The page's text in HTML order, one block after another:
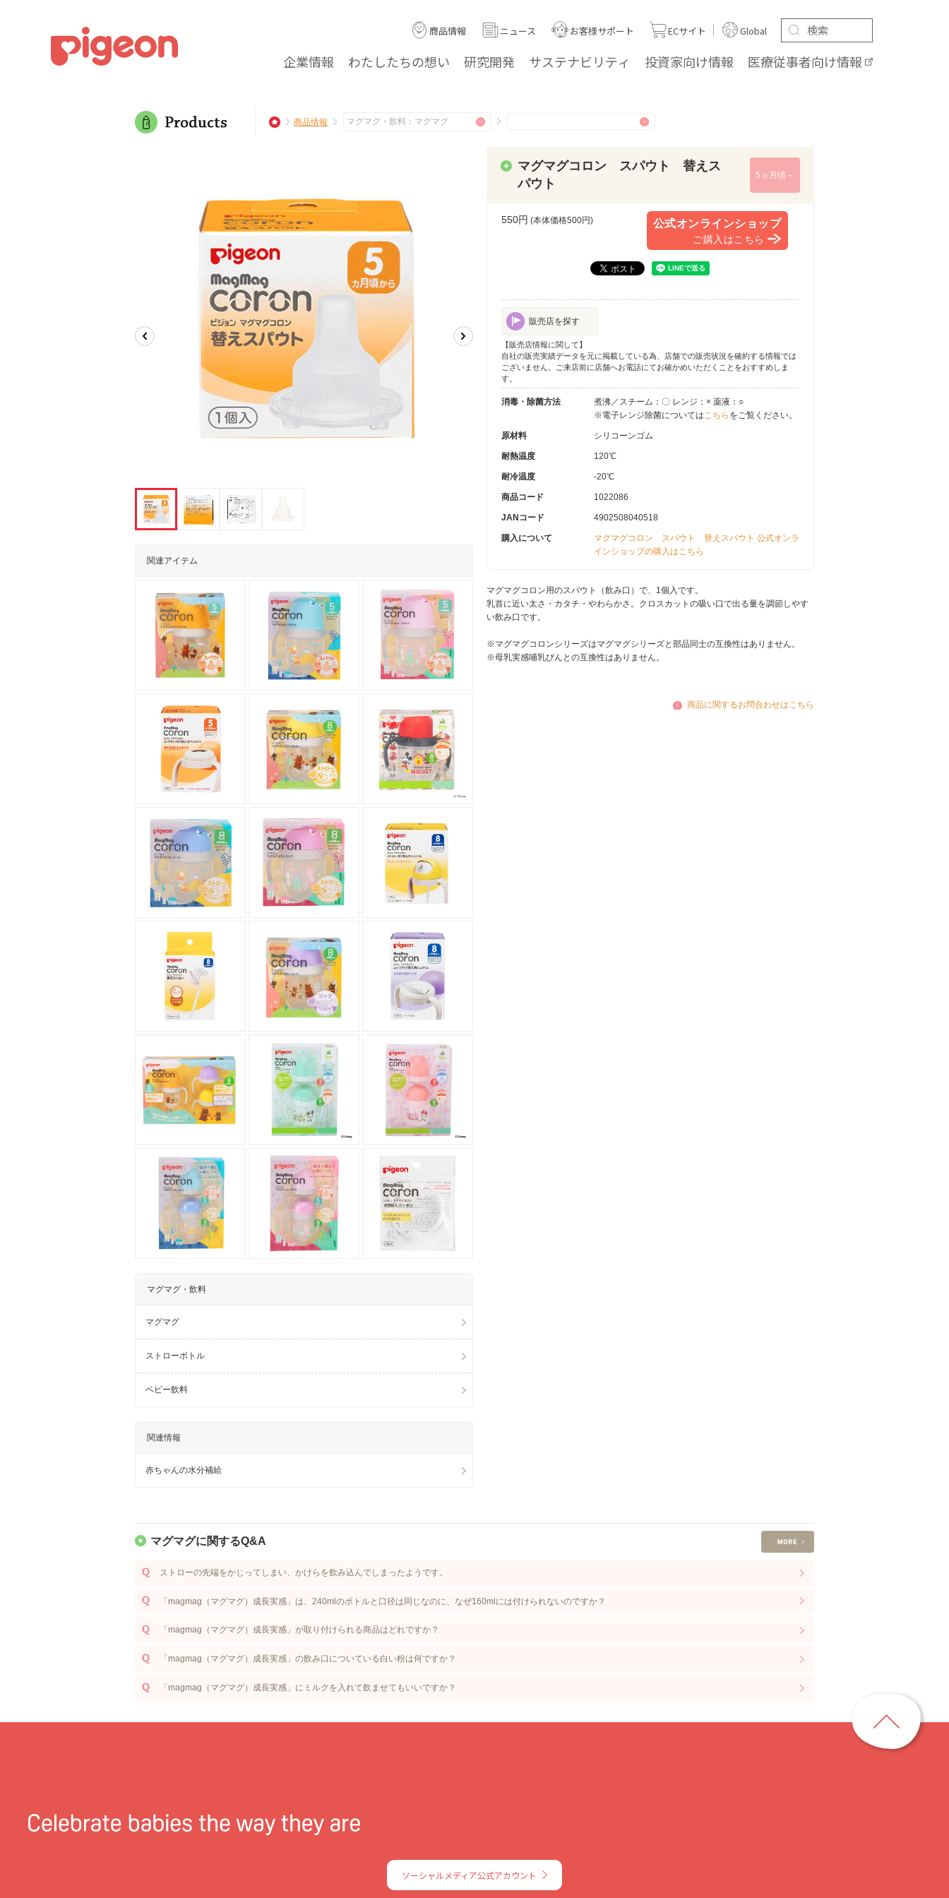
企業情報 わたしたちの想い 研究開発 サステナビリティ 投資家向け情報 医療従事者向け情報
商品情報 ニュース お客様サポート ECサイト Global
商品情報
関連アイテム
マグマグ・飲料
マグマグ
ストローボトル
ベビー飲料
関連情報
赤ちゃんの水分補給
マグマグコロン スパウト 替えス
パウト
5ヵ月頃～
550円 (本体価格500円) 公式オンラインショップ
ご購入はこちら
販売店を探す
【販売店情報に関して】
自社の販売実績データを元に掲載している為、店舗での販売状況を確約する情報では
ございません。ご来店前に店舗へお電話にてお確かめいただくことをおすすめしま
す。
消毒・除菌方法
煮沸／スチーム：〇 レンジ：× 薬液：○
※電子レンジ除菌についてはこちら をご覧ください。
原材料 シリコーンゴム
耐熱温度 120℃
耐冷温度 -20℃
商品コード 1022086
JANコード 4902508040518
購入について
マグマグコロン スパウト 替えスパウト 公式オンラ
インショップの購入はこちら
マグマグコロン用のスパウト（飲み口）で、1個入です。
乳首に近い太さ・カタチ・やわらかさ。クロスカットの吸い口で出る量を調節しやす
い飲み口です。
※マグマグコロンシリーズはマグマグシリーズと部品同士の互換性はありません。
※母乳実感哺乳びんとの互換性はありません。
商品に関するお問合わせはこちら
マグマグに関するQ&A
ストローの先端をかじってしまい、かけらを飲み込んでしまったようです。
「magmag（マグマグ）成長実感」は、240mlのボトルと口径は同じなのに、なぜ160mlには付けられないのですか？
「magmag（マグマグ）成長実感」が取り付けられる商品はどれですか？
「magmag（マグマグ）成長実感」の飲み口についている白い粉は何ですか？
「magmag（マグマグ）成長実感」にミルクを入れて飲ませてもいいですか？
ソーシャルメディア公式アカウント
ジ